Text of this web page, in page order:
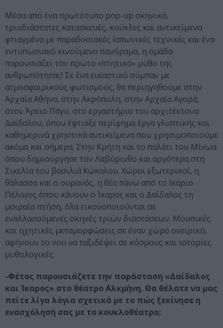
Μέσα από ένα πρωτότυπο pop-up σκηνικό,
τρισδιάστατες κατασκευές, κούκλες και αντικείμενα
φτιαγμένα με παραδοσιακές Ιαπωνικές τεχνικές και ένα
εντυπωσιακό κινούμενο πανόραμα, η ομάδα
παρουσιάζει τον πρώτο «πτητικό» μύθο της
ανθρωπότητας! Σε ένα εικαστικό σύμπαν με
ατμοσφαιρικούς φωτισμούς, θα περιηγηθούμε στην
Αρχαία Αθήνα, στην Ακρόπολη, στην Αρχαία Αγορά,
στον Άρειο Πάγο, στο εργαστήριο του αρχιτέκτονα
Δαίδαλου, όπου έφτιαξε περίφημα έργα γλυπτικής και
καθημερινά χρηστικά αντικείμενα που χρησιμοποιούμε
ακόμα και σήμερα. Στην Κρήτη και το παλάτι του Μίνωα
όπου δημιούργησε τον Λαβύρινθο και αργότερα στη
Σικελία του βασιλιά Κώκαλου. Χώροι εξωτερικοί, η
θάλασσα και ο ουρανός, η θέα πάνω από το Ικάριο
Πέλαγος όπου κάνουν ο Ίκαρος και ο Δαίδαλος τη
μοιραία πτήση, όλα εικονοποιούνται σε
εναλλασσόμενες σκηνές τριών διαστάσεων. Μουσικές
και ηχητικές μεταμορφώσεις σε έναν χώρο ονειρικό,
αφήνουν το νου να ταξιδέψει σε κόσμους και ιστορίες
μυθολογικές.
-Φέτος παρουσιάζετε την παράσταση «Δαίδαλος
και Ίκαρος» στο θέατρο Αλκμήνη. Θα θέλατε να μας
πείτε λίγα λόγια σχετικά με το πώς ξεκίνησε η
ενασχόλησή σας με το κουκλοθέατρο;